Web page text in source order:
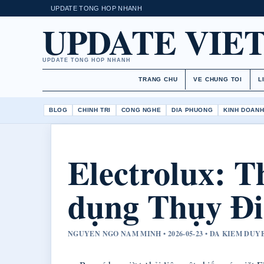
UPDATE TONG HOP NHANH
UPDATE
UPDATE TONG HOP NHANH
TRANG CHU VE CHUNG TOI
BLOG CHINH TRI CONG NGHE DIA PHUONG KINH DOANH
Electrolux:
dụng Thụy
NGUYEN NGO NAM MINH • 2026-05-23 • DA KIEM